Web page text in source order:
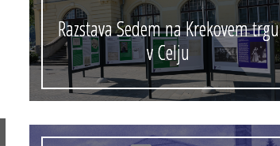
Razstava Sedem na Krekovem trgu
v Celju